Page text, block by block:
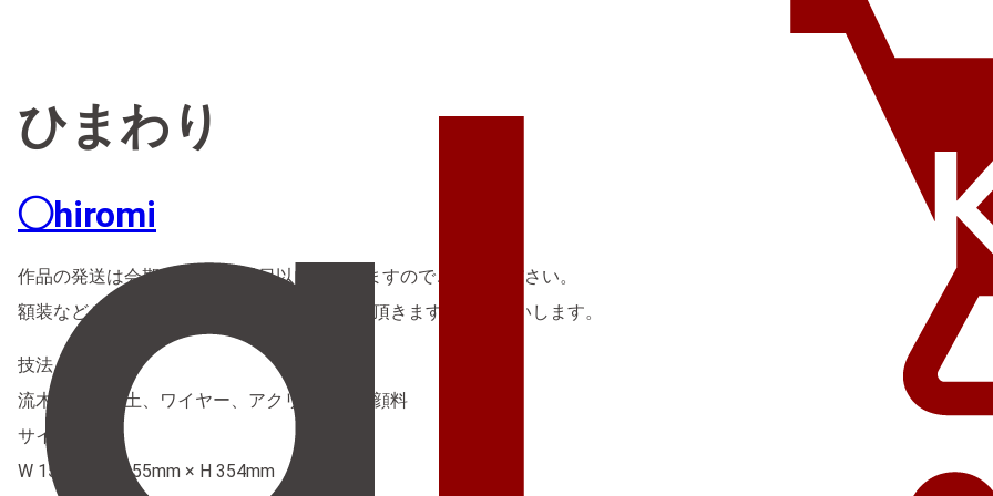
ひまわり
◯hiromi
作品の発送は会期終了後3営業日以内となりますのでご理解ください。
額装などご希望の場合は別途店舗までご連絡頂きますようお願いします。
技法
流木、石粉粘土、ワイヤー、アクリル絵具、顔料
サイズ
W 150mm × D 55mm × H 354mm